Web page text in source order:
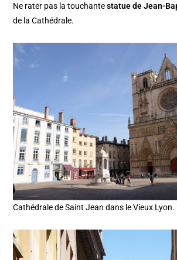
Ne rater pas la touchantestatue de Jean-
de la Cathédrale.
Cathédrale de Saint Jean dans le Vieux Lyon.